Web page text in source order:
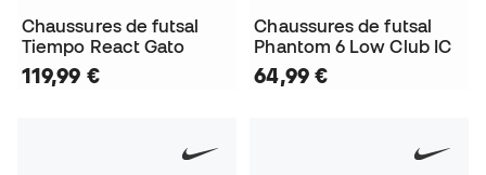
Chaussures de futsal
Tiempo React Gato
119,99 €
Chaussures de futsal
Phantom 6 Low Club IC
64,99 €